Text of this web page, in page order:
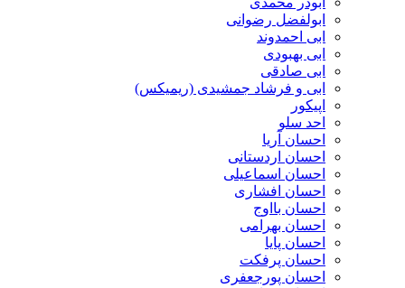
ابولفضل رضوانی
ابی احمدوند
ابی بهبودی
ابی صادقی
ابی و فرشاد جمشیدی (ریمیکس)
اپیکور
احد سلو
احسان آریا
احسان اردستانی
احسان اسماعیلی
احسان افشاری
احسان بااوج
احسان بهرامی
احسان پایا
احسان پرفکت
احسان پورجعفری